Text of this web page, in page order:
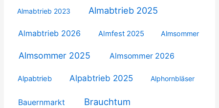
Almabtrieb 2023 Almabtrieb 2025
Almabtrieb 2026 Almfest 2025 Almsommer
Almsommer 2025 Almsommer 2026
Alpabtrieb Alpabtrieb 2025 Alphornbläser
Bauernmarkt Brauchtum